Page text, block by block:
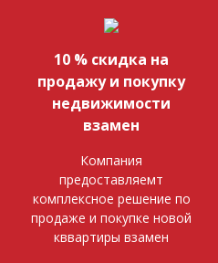
10 % скидка на
продажу и покупку
недвижимости
взамен
Компания
предоставляемт
комплексное решение по
продаже и покупке новой
кввартиры взамен